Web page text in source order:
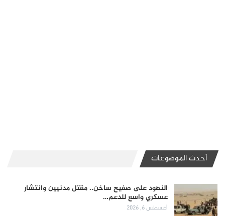
أحدث الموضوعات
النهود على صفيح ساخن.. مقتل مدنيين وانتشار
عسكري واسع للدعم…
أغسطس 6, 2026